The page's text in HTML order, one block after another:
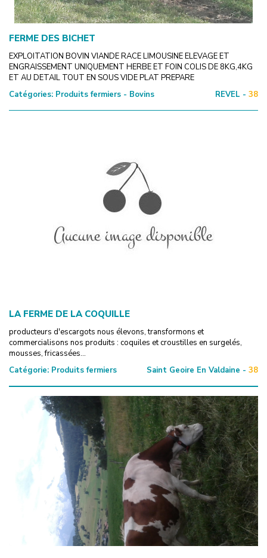
FERME DES BICHET
EXPLOITATION BOVIN VIANDE RACE LIMOUSINE ELEVAGE ET
ENGRAISSEMENT UNIQUEMENT HERBE ET FOIN COLIS DE 8KG,4KG
ET AU DETAIL TOUT EN SOUS VIDE PLAT PREPARE
Catégories: Produits fermiers - Bovins REVEL - 38
LA FERME DE LA COQUILLE
producteurs d'escargots nous élevons, transformons et
commercialisons nos produits : coquiles et croustilles en surgelés,
mousses, fricassées...
Catégorie: Produits fermiers Saint Geoire En Valdaine - 38